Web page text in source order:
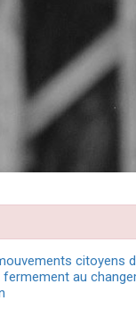
citoyens
fermement au